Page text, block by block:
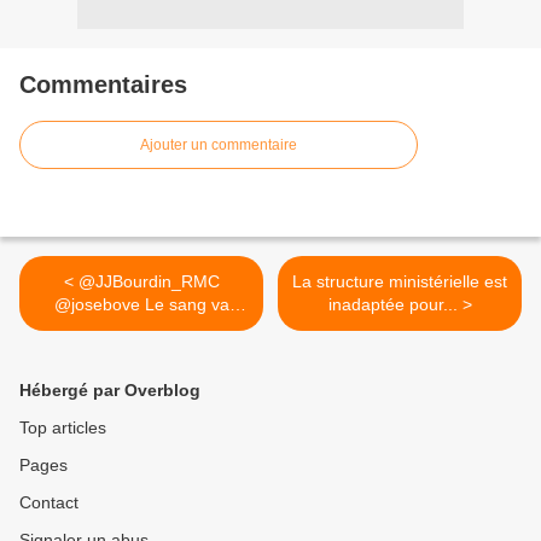
Commentaires
Ajouter un commentaire
< @JJBourdin_RMC
@josebove Le sang va
couler....
La structure ministérielle est
inadaptée pour... >
Hébergé par Overblog
Top articles
Pages
Contact